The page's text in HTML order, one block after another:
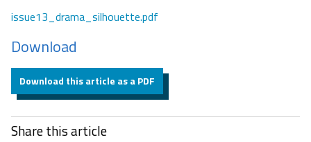
issue13_drama_silhouette.pdf
Download
Download this article as a PDF
Share this article